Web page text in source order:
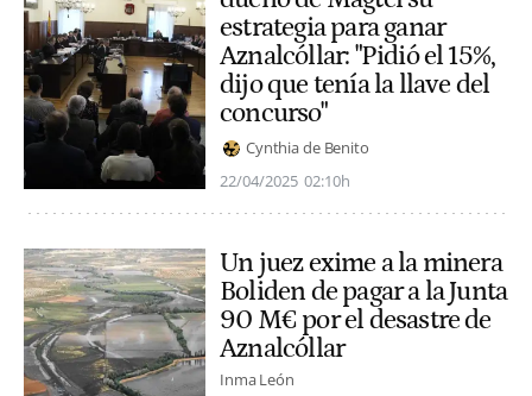
estrategia para ganar
Aznalcóllar: "Pidió el 15%,
dijo que tenía la llave del
concurso"
Cynthia de Benito
22/04/2025 02:10h
Un juez exime a la minera
Boliden de pagar a la Junta
90 M€ por el desastre de
Aznalcóllar
Inma León